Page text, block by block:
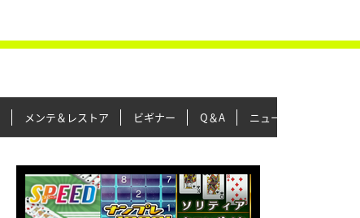
メンテ＆レストア ビギナー Q＆A ニュース＆トピックス